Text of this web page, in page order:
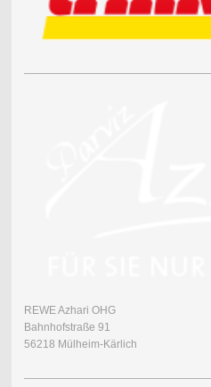
REWE Azhari OHG
Bahnhofstraße 91
56218 Mülheim-Kärlich